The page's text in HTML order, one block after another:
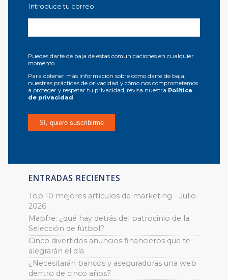
Introduce tu correo
Puedes darte de baja de estas comunicaciones en cualquier
momento.
Para obtener más información sobre cómo darte de baja,
nuestras prácticas de privacidad y cómo nos comprometemos
a proteger y respetar tu privacidad, revisa nuestra Política
de privacidad.
ENTRADAS RECIENTES
Top 10 mejores artículos de marketing - Julio
2026
Mapfre: ¿qué hay detrás del patrocinio de la
Selección de fútbol?
Cinco divertidos anuncios financieros que te
alegrarán el día
¿Necesitarán bancos y aseguradoras una web
dentro de cinco años?